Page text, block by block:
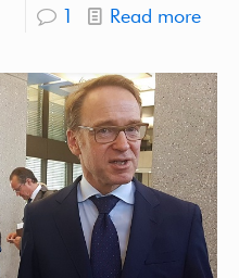
1 Read more